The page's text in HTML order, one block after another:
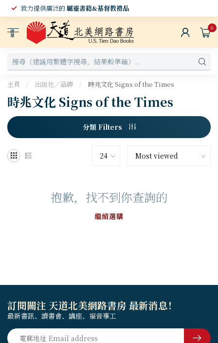
致力提供廣泛的屬靈書籍&基督教禮品
選
單
0
主頁 / 出版社／品牌 / 時兆文化 Signs of the Times
時兆文化 Signs of the Times
分類 Filters
抱歉，找不到你查詢的
繼續選購
訂閱關注 天道北美網路書房 最新消息！
最新書訊、讀書會、講座、福音事工